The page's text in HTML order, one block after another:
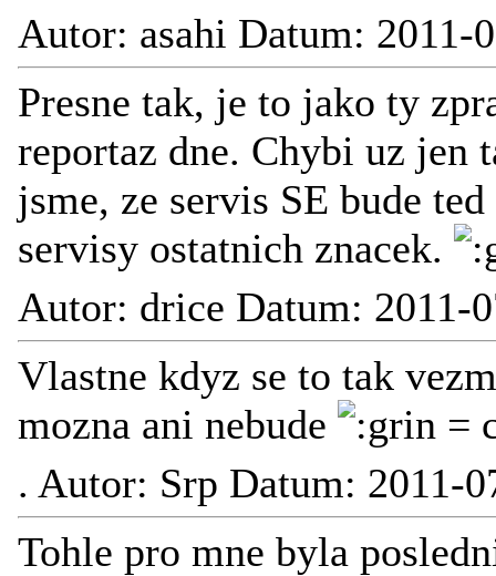
Autor: asahi Datum: 2011-
Presne tak, je to jako ty
reportaz dne. Chybi uz jen
jsme, ze servis SE bude
servisy ostatnich znacek.
Autor: drice Datum: 2011-
Vlastne kdyz se to tak
mozna ani nebude
=
. Autor: Srp Datum: 2011-
Tohle pro mne byla